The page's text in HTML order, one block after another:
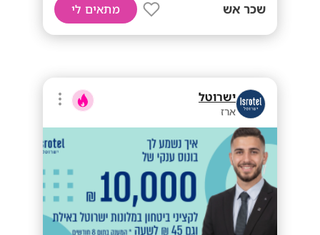
שכר אש מתאים לי
ישרוטל
ארז